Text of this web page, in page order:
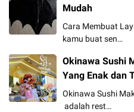
Mudah
Cara Membuat
kamu buat sen…
Okinawa Sushi
Yang Enak dan
Okinawa Sushi
adalah rest…